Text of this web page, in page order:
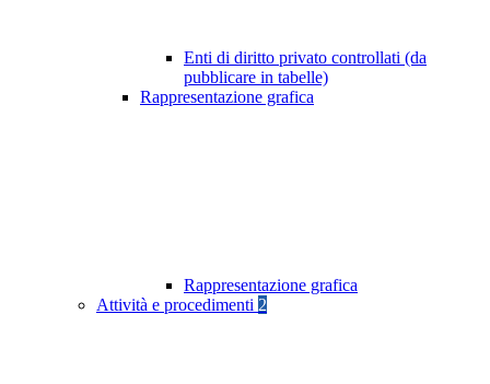
Enti di diritto privato controllati (da
pubblicare in tabelle)
Rappresentazione grafica
Rappresentazione grafica
Attività e procedimenti 2